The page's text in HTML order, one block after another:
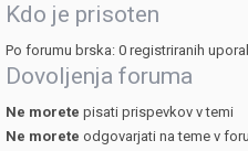
Kdo je prisoten
Po forumu brska: 0 registriranih
Dovoljenja foruma
Ne morete pisati prispevkov v temi
Ne morete odgovarjati na teme v